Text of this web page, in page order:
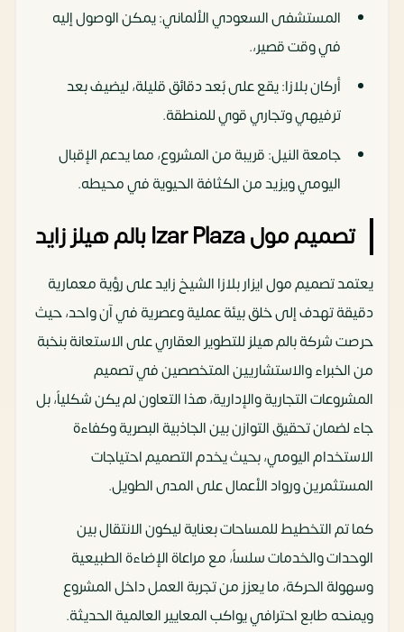
المستشفى السعودي الألماني: يمكن الوصول إليه
في وقت قصير،.
أركان بلازا: يقع على بُعد دقائق قليلة، ليضيف بعد
ترفيهي وتجاري قوي للمنطقة.
جامعة النيل: قريبة من المشروع، مما يدعم الإقبال
اليومي ويزيد من الكثافة الحيوية في محيطه.
تصميم مول Izar Plaza بالم هيلز زايد
يعتمد تصميم مول ايزار بلازا الشيخ زايد على رؤية معمارية
دقيقة تهدف إلى خلق بيئة عملية وعصرية في آن واحد، حيث
حرصت شركة بالم هيلز للتطوير العقاري على الاستعانة بنخبة
من الخبراء والاستشاريين المتخصصين في تصميم
المشروعات التجارية والإدارية، هذا التعاون لم يكن شكلياً، بل
جاء لضمان تحقيق التوازن بين الجاذبية البصرية وكفاءة
الاستخدام اليومي، بحيث يخدم التصميم احتياجات
المستثمرين ورواد الأعمال على المدى الطويل.
كما تم التخطيط للمساحات بعناية ليكون الانتقال بين
الوحدات والخدمات سلساً، مع مراعاة الإضاءة الطبيعية
وسهولة الحركة، ما يعزز من تجربة العمل داخل المشروع
ويمنحه طابع احترافي يواكب المعايير العالمية الحديثة.